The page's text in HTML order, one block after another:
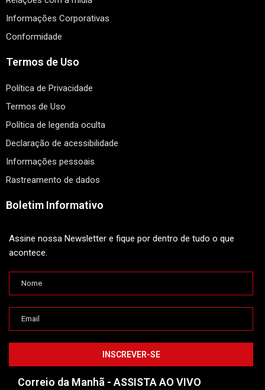
Informações Corporativas
Conformidade
Termos de Uso
Política de Privacidade
Termos de Uso
Política de legenda oculta
Declaração de acessibilidade
Informações pessoais
Rastreamento de dados
Boletim Informativo
Assine nossa Newsletter e fique por dentro de tudo o que
acontece.
Correio da Manhã - ASSISTA AO VIVO